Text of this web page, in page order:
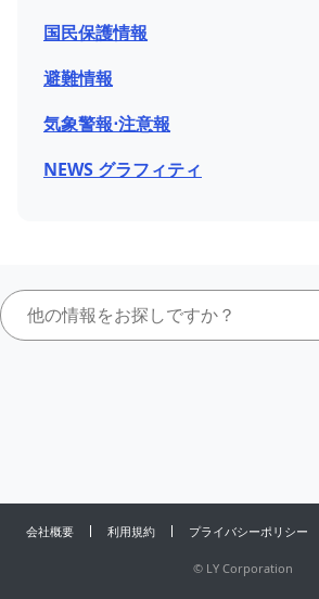
国民保護情報
避難情報
気象警報⋅注意報
NEWS グラフィティ
会社概要 利用規約 プライバシーポリシー
© LY Corporation